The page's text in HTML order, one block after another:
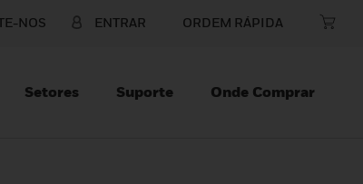
NOS ENTRAR ORDEM RÁPIDA
Setores Suporte Onde Comprar